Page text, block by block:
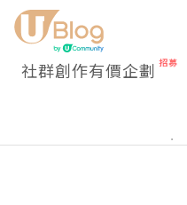
社群創作有價企劃